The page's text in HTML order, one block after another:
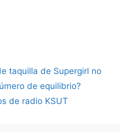
taquilla de Supergirl no
de equilibrio?
de radio KSUT